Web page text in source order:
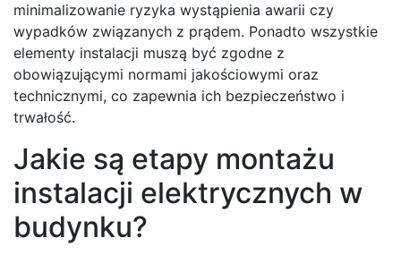
minimalizowanie ryzyka wystąpienia awarii czy
wypadków związanych z prądem. Ponadto wszystkie
elementy instalacji muszą być zgodne z
obowiązującymi normami jakościowymi oraz
technicznymi, co zapewnia ich bezpieczeństwo i
trwałość.
Jakie są etapy montażu
instalacji elektrycznych w
budynku?